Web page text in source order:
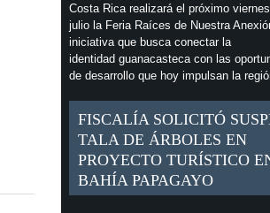
Costa Rica realizará el próximo
julio la Feria Raíces de Nuestra
iniciativa que busca conectar la
identidad guanacasteca con las
de desarrollo que hoy impulsan la
FISCALÍA SOLICITÓ
TALA DE ÁRBOLES EN
PROYECTO TURÍSTICO
BAHÍA PAPAGAYO